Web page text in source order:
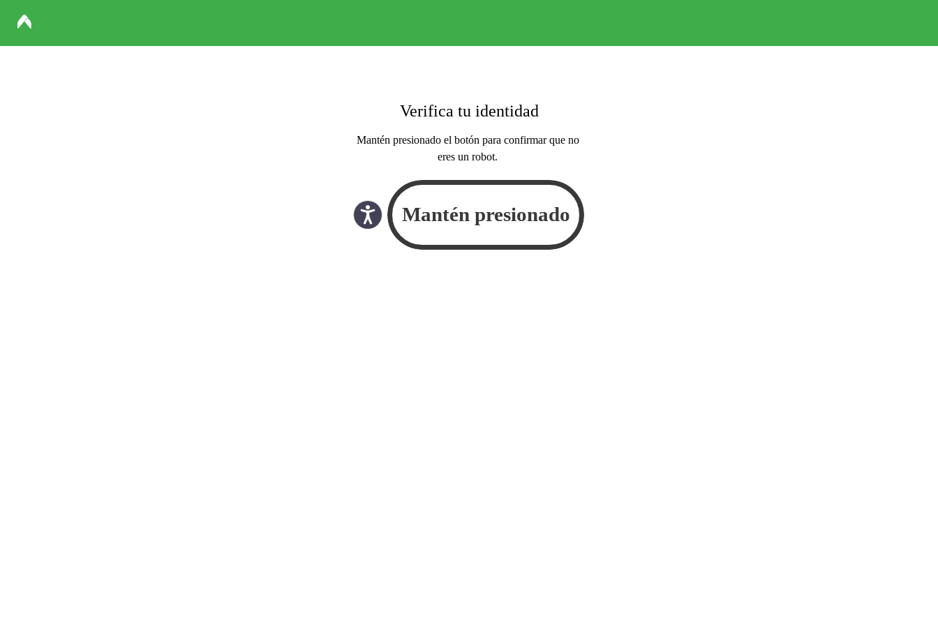
Verifica tu identidad
Mantén presionado el botón para confirmar que no
eres un robot.